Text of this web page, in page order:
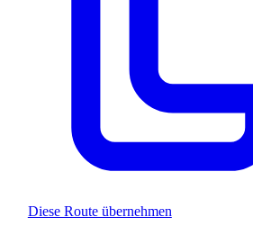
Diese Route übernehmen